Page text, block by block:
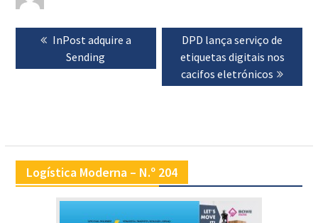
Navegação
artigos
Previous
post:
InPost adquire a
Sending
Next
post:
DPD lança serviço de
etiquetas digitais nos
cacifos eletrónicos
Logística Moderna – N.º 204